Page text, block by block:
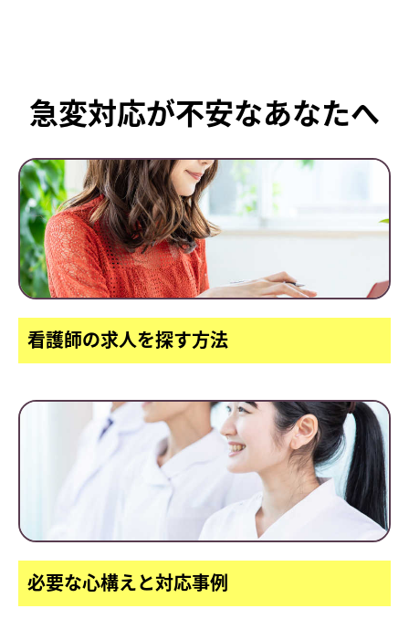
急変対応が不安なあなたへ
看護師の求人を探す方法
必要な心構えと対応事例